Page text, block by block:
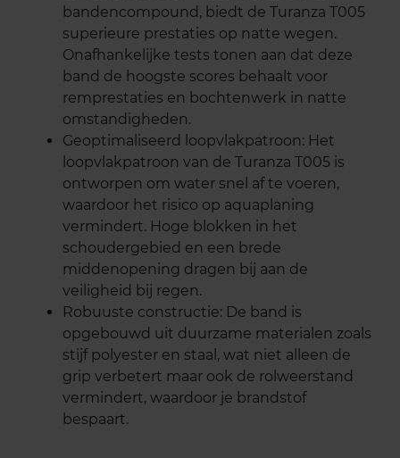
bandencompound, biedt de Turanza T005
superieure prestaties op natte wegen.
Onafhankelijke tests tonen aan dat deze
band de hoogste scores behaalt voor
remprestaties en bochtenwerk in natte
omstandigheden.
Geoptimaliseerd loopvlakpatroon: Het
loopvlakpatroon van de Turanza T005 is
ontworpen om water snel af te voeren,
waardoor het risico op aquaplaning
vermindert. Hoge blokken in het
schoudergebied en een brede
middenopening dragen bij aan de
veiligheid bij regen.
Robuuste constructie: De band is
opgebouwd uit duurzame materialen zoals
stijf polyester en staal, wat niet alleen de
grip verbetert maar ook de rolweerstand
vermindert, waardoor je brandstof
bespaart.